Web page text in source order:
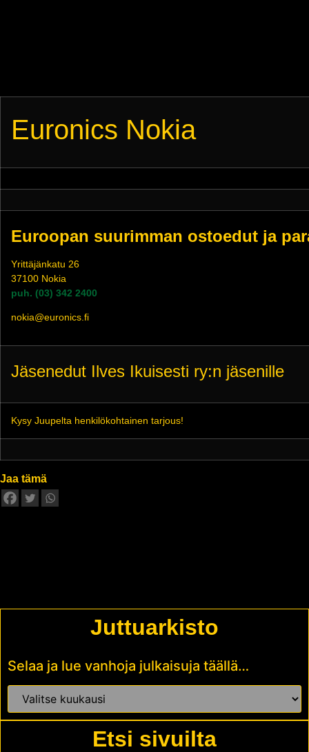
Euronics Nokia
Euroopan suurimman ostoedut ja
Yrittäjänkatu 26
37100 Nokia
puh. (03) 342 2400
nokia@euronics.fi
Jäsenedut Ilves Ikuisesti ry:n jäsenille
Kysy Juupelta henkilökohtainen tarjous!
Jaa tämä
Juttuarkisto
Selaa ja lue vanhoja julkaisuja täällä…
Etsi sivuilta